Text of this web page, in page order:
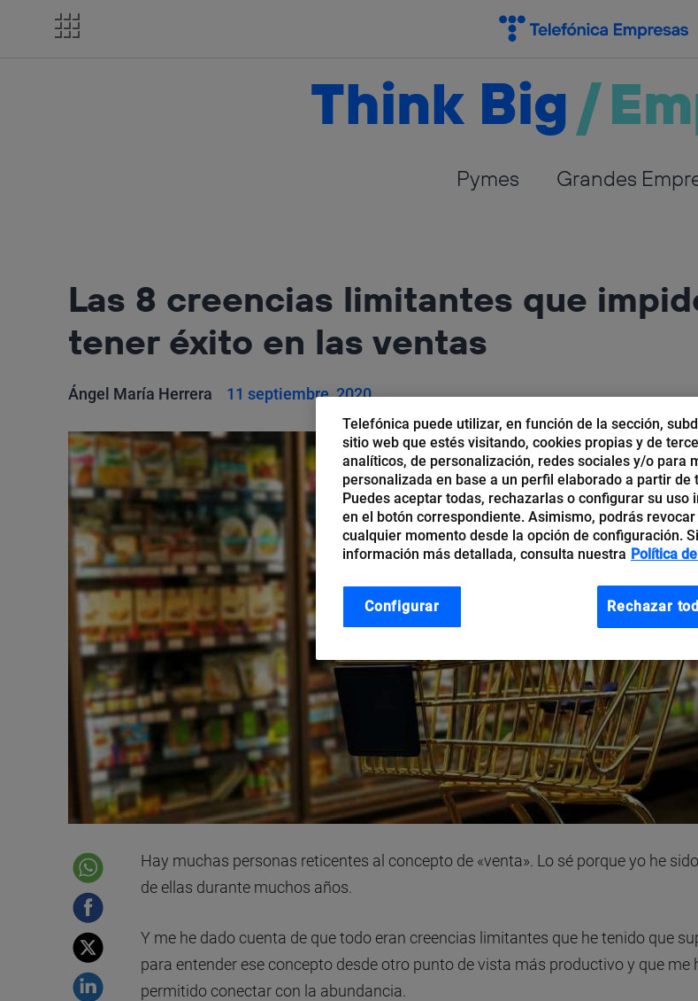
Think Big/
Pymes Grandes
Las 8 creencias limitantes que
tener éxito en las ventas
Ángel María Herrera 11 septiembre, 2020
Hay muchas personas reticentes al concepto de «venta». Lo sé porque yo he
de ellas durante muchos años.
Y me he dado cuenta de que todo eran creencias limitantes que he tenido que
para entender ese concepto desde otro punto de vista más productivo y que me
permitido conectar con la abundancia.
Telefónica puede utilizar, en función de la sección,
sitio web que estés visitando, cookies propias y de
analíticos, de personalización, redes sociales y/o para
personalizada en base a un perfil elaborado a partir de
Puedes aceptar todas, rechazarlas o configurar su uso
en el botón correspondiente. Asimismo, podrás
cualquier momento desde la opción de configuración.
información más detallada, consulta nuestra Política
Rechazar
Configurar